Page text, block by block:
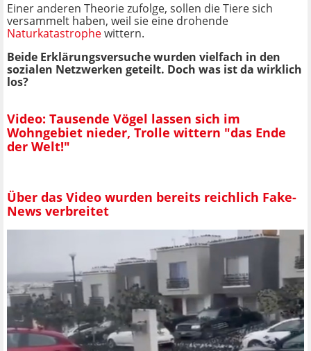
Einer anderen Theorie zufolge, sollen die Tiere sich
versammelt haben, weil sie eine drohende
Naturkatastrophewittern.
Beide Erklärungsversuche wurden vielfach in den
sozialen Netzwerken geteilt. Doch was ist da wirklich
los?
Video: Tausende Vögel lassen sich im
Wohngebiet nieder, Trolle wittern "das Ende
der Welt!"
Über das Video wurden bereits reichlich Fake-
News verbreitet